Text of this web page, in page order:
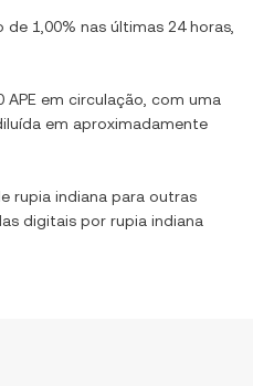
de 1,00% nas últimas 24 horas,
APE em circulação, com uma
em aproximadamente
rupia indiana para outras
digitais por rupia indiana